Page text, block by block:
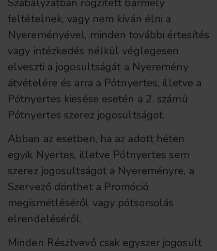
Szabályzatban rögzített bármely
feltételnek, vagy nem kíván élni a
Nyereményével, minden további értesítés
vagy intézkedés nélkül véglegesen
elveszti a jogosultságát a Nyeremény
átvételére és arra a Pótnyertes, illetve a
Pótnyertes kiesése esetén a 2. számú
Pótnyertes szerez jogosultságot.
Abban az esetben, ha az adott héten
egyik Nyertes, illetve Pótnyertes sem
szerez jogosultságot a Nyereményre, a
Szervező dönthet a Promóció
megismétléséről vagy pótsorsolás
elrendeléséről.
Minden Résztvevő csak egyszer jogosult